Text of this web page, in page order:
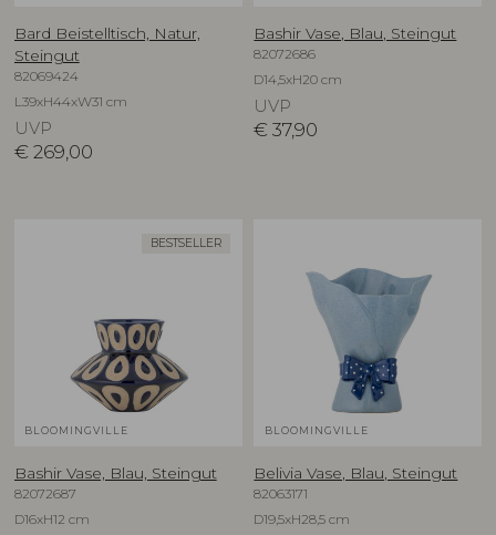
Bard Beistelltisch, Natur,
Steingut
82069424
L39xH44xW31 cm
UVP
€ 269,00
Bashir Vase, Blau, Steingut
82072686
D14,5xH20 cm
UVP
€ 37,90
BESTSELLER
BLOOMINGVILLE
Bashir Vase, Blau, Steingut
82072687
D16xH12 cm
BLOOMINGVILLE
Belivia Vase, Blau, Steingut
82063171
D19,5xH28,5 cm